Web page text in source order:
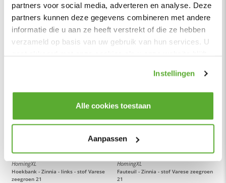
partners voor social media, adverteren en analyse. Deze
partners kunnen deze gegevens combineren met andere
informatie die u aan ze heeft verstrekt of die ze hebben
verzameld op basis van uw gebruik van hun services. U
Instellingen
Alle cookies toestaan
Aanpassen
Bijbehorende producten
HomingXL
Hoekbank - Zinnia - links - stof Varese
zeegroen 21
HomingXL
Fauteuil - Zinnia - stof Varese zeegroen
21